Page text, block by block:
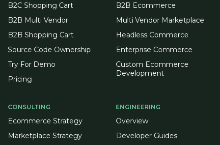
B2C Shopping Cart
B2B Multi Vendor
B2B Shopping Cart
Source Code Ownership
Try For Demo
Pricing
B2B Ecommerce
Multi Vendor Marketplace
Headless Commerce
Enterprise Commerce
Custom Ecommerce
Development
CONSULTING
Ecommerce Strategy
Marketplace Strategy
ENGINEERING
Overview
Developer Guides